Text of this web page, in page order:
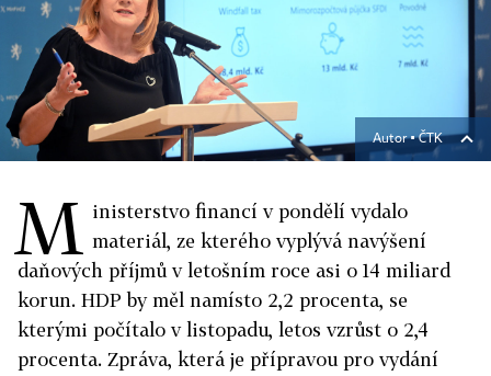
Autor ▪ČTK
M inisterstvo financí v pondělí vydalo
materiál, ze kterého vyplývá navýšení
daňových příjmů v letošním roce asi o 14 miliard
korun. HDP by měl namísto 2,2 procenta, se
kterými počítalo v listopadu, letos vzrůst o 2,4
procenta. Zpráva, která je přípravou pro vydání